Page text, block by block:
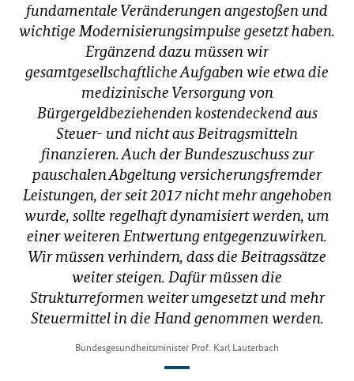
fundamentale Veränderungen angestoßen und
wichtige Modernisierungsimpulse gesetzt haben.
Ergänzend dazu müssen wir
gesamtgesellschaftliche Aufgaben wie etwa die
medizinische Versorgung von
Bürgergeldbeziehenden kostendeckend aus
Steuer- und nicht aus Beitragsmitteln
finanzieren. Auch der Bundeszuschuss zur
pauschalen Abgeltung versicherungsfremder
Leistungen, der seit 2017 nicht mehr angehoben
wurde, sollte regelhaft dynamisiert werden, um
einer weiteren Entwertung entgegenzuwirken.
Wir müssen verhindern, dass die Beitragssätze
weiter steigen. Dafür müssen die
Strukturreformen weiter umgesetzt und mehr
Steuermittel in die Hand genommen werden.
Bundesgesundheitsminister Prof. Karl Lauterbach